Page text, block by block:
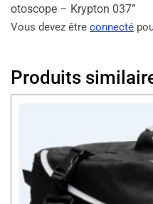
otoscope – Krypton 037”
Vous devez être connecté
Produits